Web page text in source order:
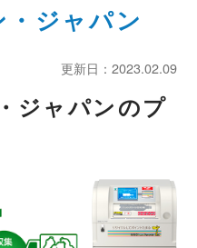
ジャパン
更新日：2023.02.09
ジャパンのプ